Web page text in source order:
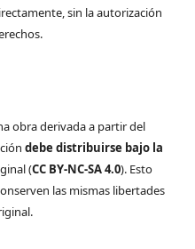
sin la autorización
obra derivada a partir del
debe distribuirse bajo la
(CC BY-NC-SA 4.0). Esto
las mismas libertades